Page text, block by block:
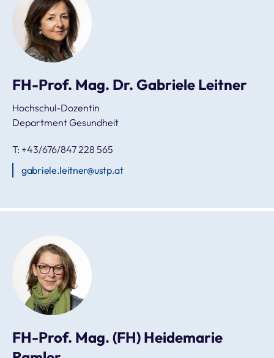
FH-Prof. Mag. Dr. Gabriele Leitner
Hochschul-Dozentin
Department Gesundheit
T: +43/676/847 228 565
gabriele.leitner@ustp.at
FH-Prof. Mag. (FH) Heidemarie